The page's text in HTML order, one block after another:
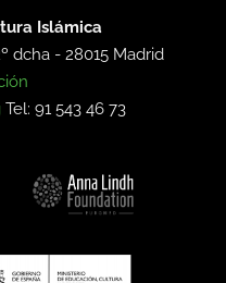
Islámica
dcha -28015 Madrid
Tel: 91 543 46 73